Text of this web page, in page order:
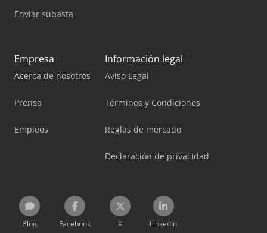
Enviar subasta
Empresa
Acerca de nosotros
Prensa
Empleos
Información legal
Aviso Legal
Términos y Condiciones
Reglas de mercado
Declaración de privacidad
Blog Facebook X LinkedIn